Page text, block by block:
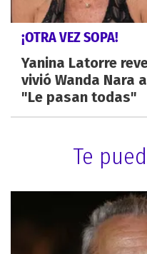
¡OTRA VEZ SOPA!
Yanina Latorre
vivió Wanda Nara
"Le pasan todas"
Te